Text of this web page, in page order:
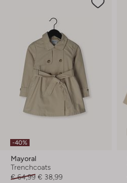
-40%
Mayoral
Trenchcoats
€ 64,99 € 38,99